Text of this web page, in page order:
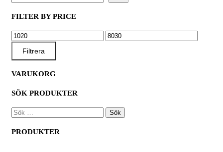
FILTER BY PRICE
MIN
PRIS
MAX
Filtrera
VARUKORG
SÖK PRODUKTER
SÖK
PRODUKTER